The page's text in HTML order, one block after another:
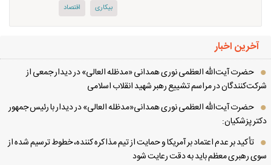
بیكاری
اقتصاد
آخرین اخبار
حضرت آیت‌الله العظمی نوری همدانی «مدظله العالی» در دیدار جمعی از
در مراسم تشییع رهبر شهید انقلاب اسلامی
حضرت آیت‌الله العظمی نوری همدانی«مدظله العالی» در دیدار با رئیس جمهور
پزشکیان:
تأکید بر عدم اعتماد بر آمریکا و حمایت از تیم مذاکره کننده، خطوط ترسیم شده از
رهبری معظم باید به دقت رعایت شود